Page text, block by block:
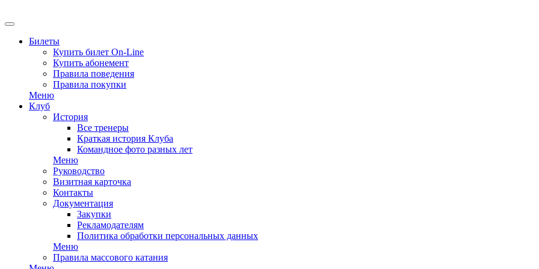
Билеты
Купить билет On-Line
Купить абонемент
Правила поведения
Правила покупки
Меню
Клуб
История
Все тренеры
Краткая история Клуба
Командное фото разных лет
Меню
Руководство
Визитная карточка
Контакты
Документация
Закупки
Рекламодателям
Политика обработки персональных данных
Меню
Правила массового катания